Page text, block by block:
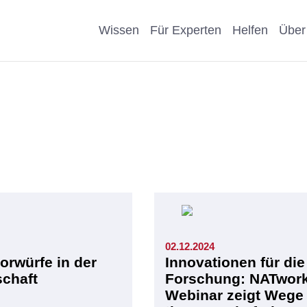
Wissen
Geschichte
Für Experten Helfen
Spenden statt Schenken
in der
02.12.2024
Innovationen für die
Forschung:
Webinar zeigt